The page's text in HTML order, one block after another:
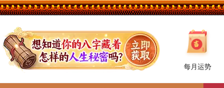
每月运势